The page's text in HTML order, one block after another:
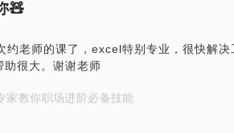
🧸
约老师的课了，excel特别专业，很快解
助很大。谢谢老师
家教你职场进阶必备技能